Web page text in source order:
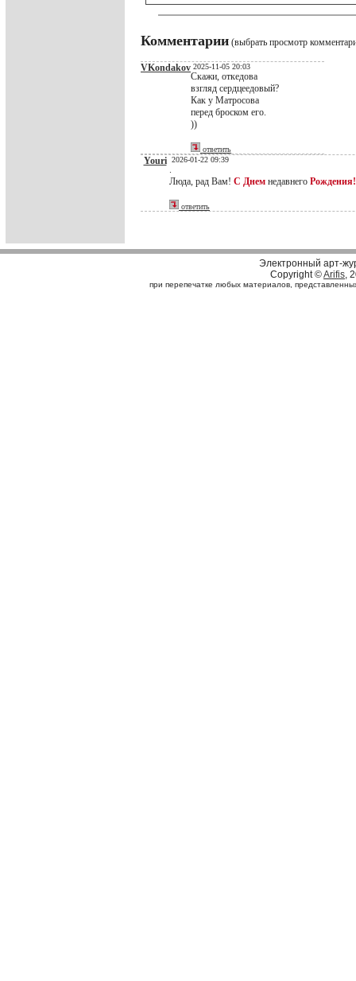
Комментарии (выбрать просмотр
VKondakov 2025-11-05 20:03
Скажи, откедова
взгляд сердцеедовый?
Как у Матросова
перед броском его.
))
ответить
Youri 2026-01-22 09:39
.
Люда, рад Вам! С Днем недавнего Рождения!
ответить
Электронный арт-
Copyright ©Arifis,
при перепечатке любых материалов,